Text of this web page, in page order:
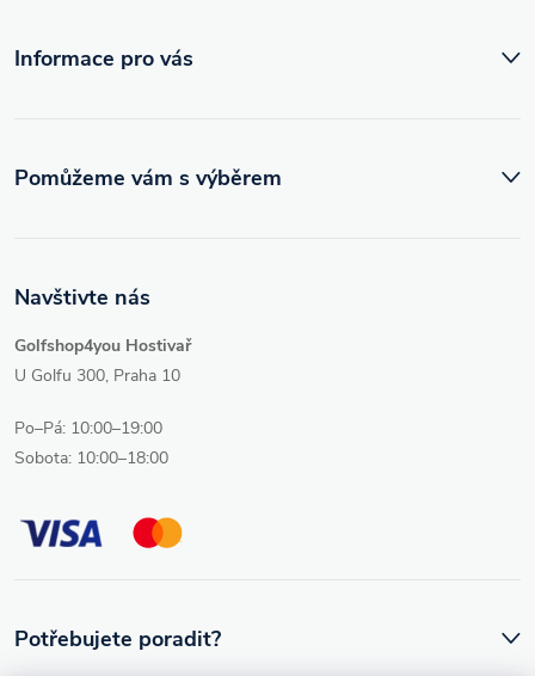
Informace pro vás
Navštivte nás
Golfshop4you Hostivař
U Golfu 300, Praha 10
Po–Pá: 10:00–19:00
Sobota: 10:00–18:00
Pomůžeme vám s výběrem
Potřebujete poradit?